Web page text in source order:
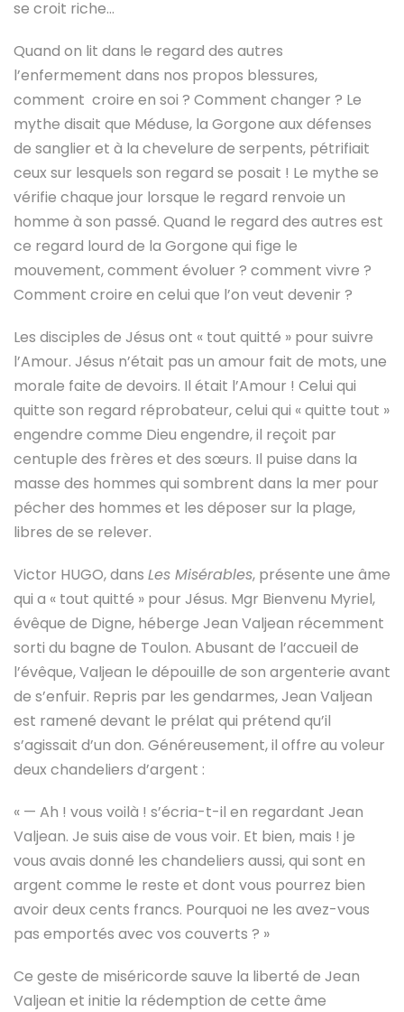
se croit riche…
Quand on lit dans le regard des autres
l’enfermement dans nos propos blessures,
comment croire en soi ? Comment changer ? Le
mythe disait que Méduse, la Gorgone aux défenses
de sanglier et à la chevelure de serpents, pétrifiait
ceux sur lesquels son regard se posait ! Le mythe se
vérifie chaque jour lorsque le regard renvoie un
homme à son passé. Quand le regard des autres est
ce regard lourd de la Gorgone qui fige le
mouvement, comment évoluer ? comment vivre ?
Comment croire en celui que l’on veut devenir ?
Les disciples de Jésus ont « tout quitté » pour suivre
l’Amour. Jésus n’était pas un amour fait de mots, une
morale faite de devoirs. Il était l’Amour ! Celui qui
quitte son regard réprobateur, celui qui « quitte tout »
engendre comme Dieu engendre, il reçoit par
centuple des frères et des sœurs. Il puise dans la
masse des hommes qui sombrent dans la mer pour
pécher des hommes et les déposer sur la plage,
libres de se relever.
Victor HUGO, dans Les Misérables, présente une âme
qui a « tout quitté » pour Jésus. Mgr Bienvenu Myriel,
évêque de Digne, héberge Jean Valjean récemment
sorti du bagne de Toulon. Abusant de l’accueil de
l’évêque, Valjean le dépouille de son argenterie avant
de s’enfuir. Repris par les gendarmes, Jean Valjean
est ramené devant le prélat qui prétend qu’il
s’agissait d’un don. Généreusement, il offre au voleur
deux chandeliers d’argent :
« — Ah ! vous voilà ! s’écria-t-il en regardant Jean
Valjean. Je suis aise de vous voir. Et bien, mais ! je
vous avais donné les chandeliers aussi, qui sont en
argent comme le reste et dont vous pourrez bien
avoir deux cents francs. Pourquoi ne les avez-vous
pas emportés avec vos couverts ? »
Ce geste de miséricorde sauve la liberté de Jean
Valjean et initie la rédemption de cette âme